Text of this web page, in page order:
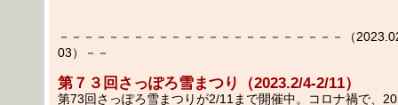
－－－－－－－－－－－－－－－－－－－－－－－（
03）－－
第７３回さっぽろ雪まつり（2023.2/4-2/11）
第73回さっぽろ雪まつりが2/11まで開催中。コロナ禍で、